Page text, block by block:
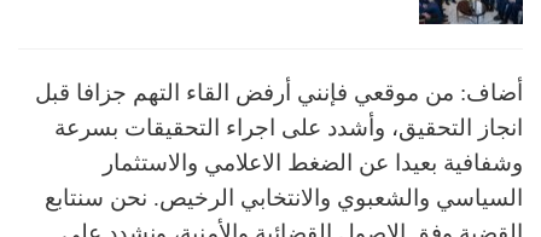
أضاف: من موقعي فإنني أرفض القاء التهم جزافا قبل
انجاز التحقيق، وأشدد على اجراء التحقيقات بسرعة
وشفافية بعيدا عن الضغط الاعلامي والاستثمار
السياسي والشعبوي والانتخابي الرخيص. نحن سنتابع